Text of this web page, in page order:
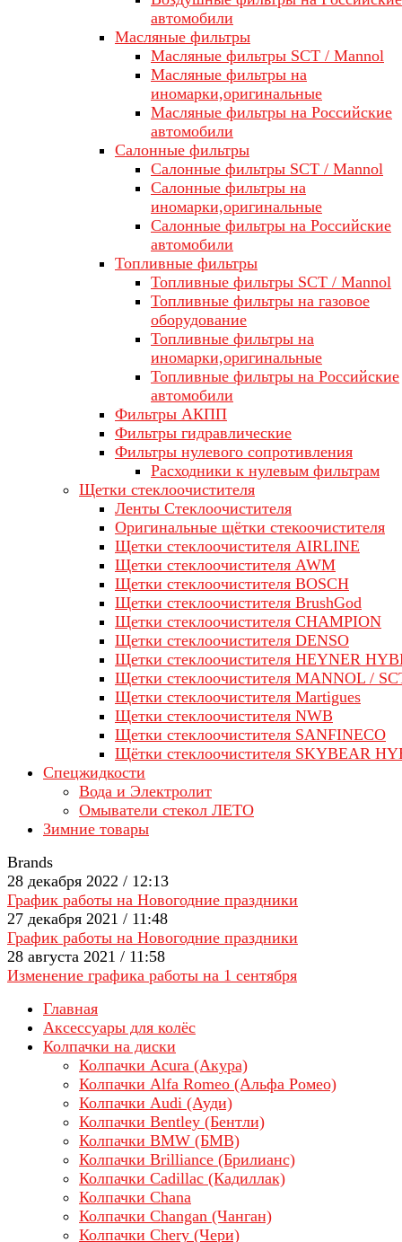
автомобили
Масляные фильтры
Масляные фильтры SCT / Mannol
Масляные фильтры на
иномарки,оригинальные
Масляные фильтры на Российские
автомобили
Салонные фильтры
Салонные фильтры SCT / Mannol
Салонные фильтры на
иномарки,оригинальные
Салонные фильтры на Российские
автомобили
Топливные фильтры
Топливные фильтры SCT / Mannol
Топливные фильтры на газовое
оборудование
Топливные фильтры на
иномарки,оригинальные
Топливные фильтры на Российские
автомобили
Фильтры АКПП
Фильтры гидравлические
Фильтры нулевого сопротивления
Расходники к нулевым фильтрам
Щетки стеклоочистителя
Ленты Стеклоочистителя
Оригинальные щётки стекоочистителя
Щетки стеклоочистителя AIRLINE
Щетки стеклоочистителя AWM
Щетки стеклоочистителя BOSCH
Щетки стеклоочистителя BrushGod
Щетки стеклоочистителя CHAMPION
Щетки стеклоочистителя DENSO
Щетки стеклоочистителя HEYNER
Щетки стеклоочистителя MANNOL /
Щетки стеклоочистителя Martigues
Щетки стеклоочистителя NWB
Щетки стеклоочистителя SANFINECO
Щётки стеклоочистителя SKYBEAR
Спецжидкости
Вода и Электролит
Омыватели стекол ЛЕТО
Зимние товары
Brands
28 декабря 2022 / 12:13
График работы на Новогодние праздники
27 декабря 2021 / 11:48
График работы на Новогодние праздники
28 августа 2021 / 11:58
Изменение графика работы на 1 сентября
Главная
Аксессуары для колёс
Колпачки на диски
Колпачки Acura (Акура)
Колпачки Alfa Romeo (Альфа Ромео)
Колпачки Audi (Ауди)
Колпачки Bentley (Бентли)
Колпачки BMW (БМВ)
Колпачки Brilliance (Брилианс)
Колпачки Cadillac (Кадиллак)
Колпачки Chana
Колпачки Changan (Чанган)
Колпачки Chery (Чери)